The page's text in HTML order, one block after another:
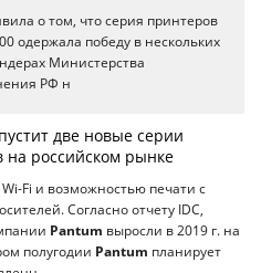
о том, что серия принтеров
одержала победу в нескольких
Министерства
РФ н
две новые серии
на российском рынке
Fi и возможностью печати с
Согласно отчету IDC,
Pantum выросли в 2019 г. на
полугодии Pantum планирует